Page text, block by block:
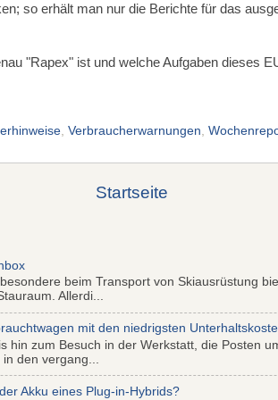
so erhält man nur die Berichte für das
"Rapex" ist und welche Aufgaben dieses
Verbraucherwarnungen
Startseite
beim Transport von Skiausrüstung
Allerdi...
mit den niedrigsten
hin zum Besuch in der Werkstatt, die Posten
den vergang...
Akku eines Plug-in-Hybrids?